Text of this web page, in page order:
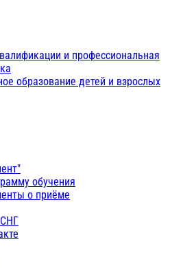
и профессиональная
образование детей и взрослых
обучения
о приёме